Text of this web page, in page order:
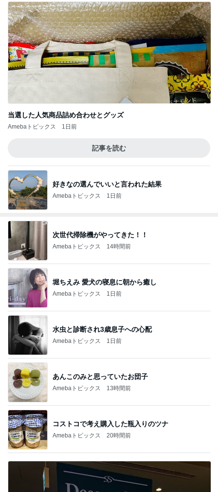
当選した人気商品詰め合わせとグッズ
Amebaトピックス 1日前
記事を読む
好きなの選んでいいと言われた結果
Amebaトピックス 1日前
次世代掃除機がやってきた！！
Amebaトピックス 14時間前
堀ちえみ 愛犬の寝息に朝から癒し
Amebaトピックス 1日前
水虫と診断され3歳息子への心配
Amebaトピックス 1日前
あんこのみと思っていたお団子
Amebaトピックス 13時間前
コストコで考え購入した瓶入りのツナ
Amebaトピックス 20時間前